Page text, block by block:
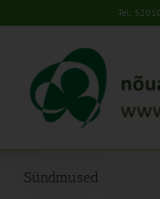
to
Tel:
Sündmused